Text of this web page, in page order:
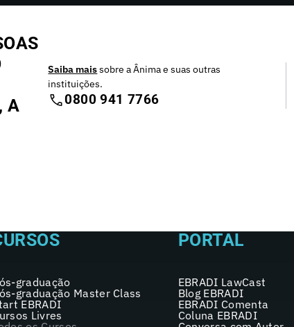
A
Saiba maissobre a Ânima e suas outras
instituições.
0800 941 7766
graduação
graduação Master Class
EBRADI
Livres
PORTAL
EBRADI LawCast
Blog EBRADI
EBRADI Comenta
Coluna EBRADI